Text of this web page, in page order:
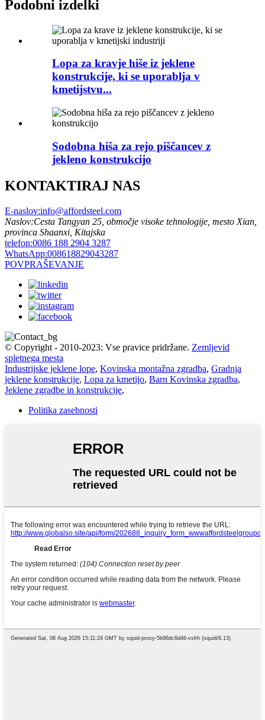
Podobni izdelki
Lopa za kravje hiše iz jeklene
konstrukcije, ki se uporablja v
kmetijstvu...
Sodobna hiša za rejo piščancev z
jekleno konstrukcijo
KONTAKTIRAJ NAS
E-naslov:info@affordsteel.com
Naslov:Cesta Tangyan 25, območje visoke tehnologije, mesto Xian,
provinca Shaanxi, Kitajska
telefon:0086 188 2904 3287
WhatsApp:008618829043287
POVPRAŠEVANJE
© Copyright - 2010-2023: Vse pravice pridržane. Zemljevid
spletnega mesta
Industrijske jeklene lope, Kovinska montažna zgradba, Gradnja
jeklene konstrukcije, Lopa za kmetijo, Barn Kovinska zgradba,
Jeklene zgradbe in konstrukcije,
Politika zasebnosti